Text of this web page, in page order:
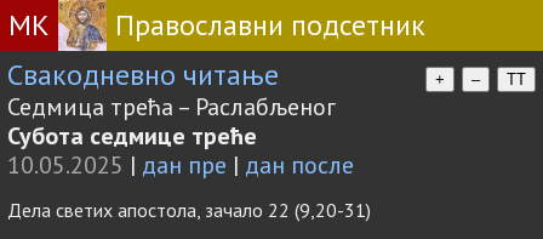
МК
Православни подсетник
Свакодневно читање
+ – TT
Седмица трећа – Раслабљеног
Субота седмице треће
10.05.2025 | дан пре | дан после
Дела светих апостола, зачало 22 (9,20-31)